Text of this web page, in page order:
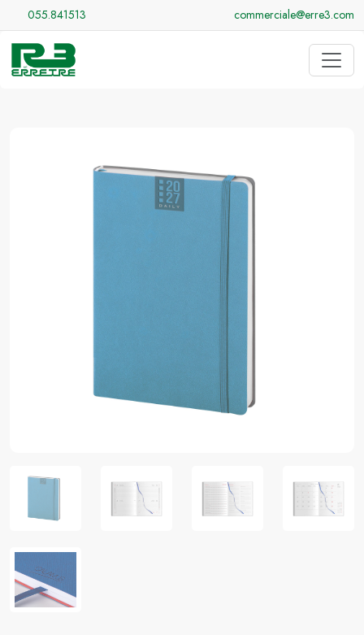
055.841513 commerciale@erre3.com